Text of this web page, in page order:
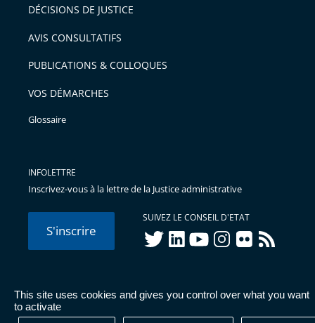
This site uses cookies and gives you control over what you want
to activate
DÉCISIONS DE JUSTICE
AVIS CONSULTATIFS
PUBLICATIONS & COLLOQUES
VOS DÉMARCHES
Glossaire
INFOLETTRE
Inscrivez-vous à la lettre de la Justice administrative
S'inscrire
SUIVEZ LE CONSEIL D'ETAT
twitterlinkedInyoutubeinstagram
flickr rss
© Conseil d'État 2026 - Mentions légales
Données
personnelles-Publications administratives-Accessibilité :